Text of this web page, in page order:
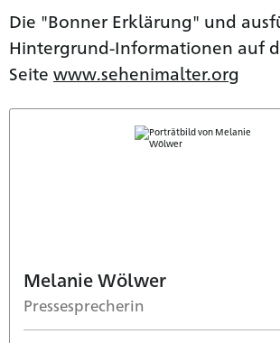
Die "Bonner Erklärung" und
Hintergrund-Informationen auf
Seite www.sehenimalter.org
Melanie Wölwer
Pressesprecherin